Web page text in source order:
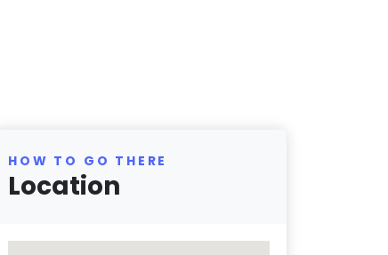
HOW TO GO THERE
Location